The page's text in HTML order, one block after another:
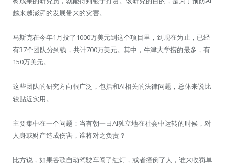
越来越澎湃的发展带来的灾害。
马斯克在今年1月投了1000万美元到这个项目里，到现在为止，已经
有37个团队分到钱，共计700万美元。其中，牛津大学捞的最多，有
150万美元。
这些团队的研究方向很广泛， 包括和AI相关的法律问题，总体来说比
较贴近实用。
主要集中在一个问题：当有朝一日AI独立地在社会中运转的时候，对
人身或财产造成伤害，谁将对之负责？
比方说，如果谷歌自动驾驶车闯了红灯，或者撞倒了人，谁来收罚单